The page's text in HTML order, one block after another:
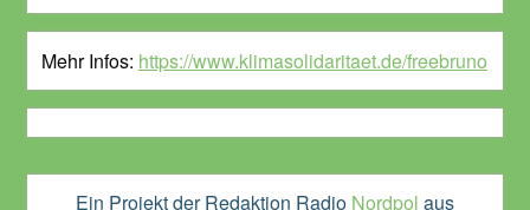
Mehr Infos: https://www.klimasolidaritaet.de/freebruno
Ein Projekt der Redaktion Radio Nordpol aus